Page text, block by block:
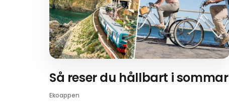
Så reser du hållbart i sommar
Ekoappen